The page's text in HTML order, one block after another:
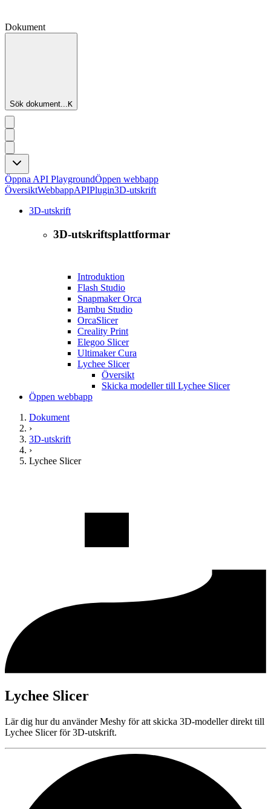
Dokument
Sök dokument...K
Öppna API PlaygroundÖppen webbapp
ÖversiktWebbappAPIPlugin3D-utskrift
3D-utskrift
3D-utskriftsplattformar
Introduktion
Flash Studio
Snapmaker Orca
Bambu Studio
OrcaSlicer
Creality Print
Elegoo Slicer
Ultimaker Cura
Lychee Slicer
Översikt
Skicka modeller till Lychee Slicer
Öppen webbapp
Dokument
›
3D-utskrift
›
Lychee Slicer
Lychee Slicer
Lär dig hur du använder Meshy för att skicka 3D-modeller direkt till
Lychee Slicer för 3D-utskrift.